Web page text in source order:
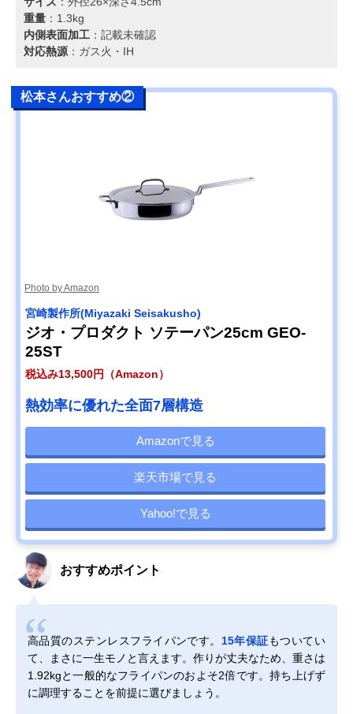
重量 ：1.3kg
内側表面加工 ：記載未確認
対応熱源 ：ガス火・IH
松本さんおすすめ②
Photo by Amazon
宮崎製作所(Miyazaki Seisakusho)
ジオ・プロダクト ソテーパン25cm GEO-
25ST
税込み13,500円（Amazon）
熱効率に優れた全面7層構造
Amazonで見る
楽天市場で見る
Yahoo!で見る
おすすめポイント
高品質のステンレスフライパンです。 15年保証もついてい
て、まさに一生モノと言えます。作りが丈夫なため、重さは
1.92kgと一般的なフライパンのおよそ2倍です。持ち上げず
に調理することを前提に選びましょう。